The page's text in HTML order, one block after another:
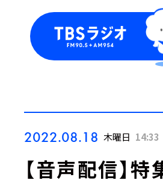
2022.08.18 木曜日 14:33
【音声配信】